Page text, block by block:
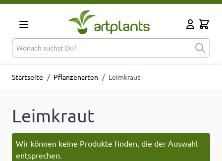
Zum Inhalt springen
Cart
Startseite / Pflanzenarten / Leimkraut
Leimkraut
Wir können keine Produkte finden, die der Auswahl
entsprechen.